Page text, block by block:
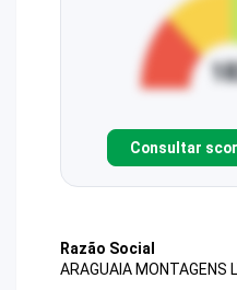
Consultar
Razão Social
ARAGUAIA MONTAGENS